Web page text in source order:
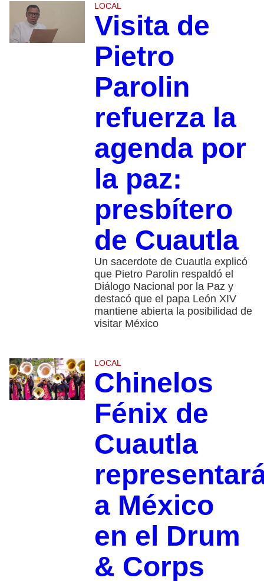
LOCAL
Visita de
Pietro
Parolin
refuerza la
agenda por
la paz:
presbítero
de Cuautla
Un sacerdote de Cuautla explicó
que Pietro Parolin respaldó el
Diálogo Nacional por la Paz y
destacó que el papa León XIV
mantiene abierta la posibilidad de
visitar México
LOCAL
Chinelos
Fénix de
Cuautla
a México
en el Drum
& Corps